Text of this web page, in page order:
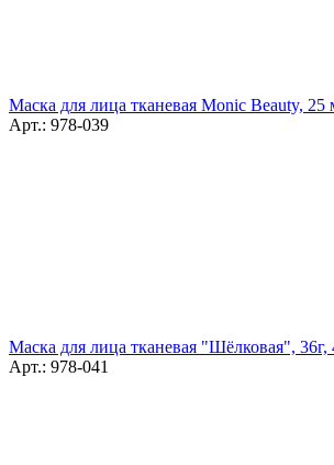
Маска для лица тканевая Monic Beauty, 25
Арт.: 978-039
Маска для лица тканевая "Шёлковая", 36г,
Арт.: 978-041